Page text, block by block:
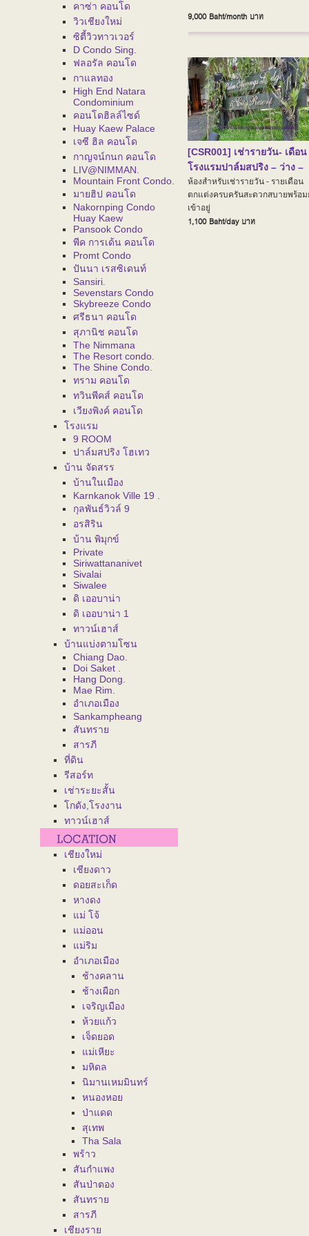
คาซ่า คอนโด
วิวเชียงใหม่
ซิตี้วิวทาวเวอร์
D Condo Sing.
ฟลอรัล คอนโด
กาแลทอง
High End Natara
Condominium
คอนโดฮิลล์ไซด์
Huay Kaew Palace
เจซี ฮิล คอนโด
กาญจน์กนก คอนโด
LIV@NIMMAN.
Mountain Front Condo.
มายฮิป คอนโด
Nakornping Condo
Huay Kaew
Pansook Condo
พีค การเด้น คอนโด
Promt Condo
ปันนา เรสซิเดนท์
Sansiri.
Sevenstars Condo
Skybreeze Condo
ศรีธนา คอนโด
สุภานิช คอนโด
The Nimmana
The Resort condo.
The Shine Condo.
ทราม คอนโด
ทวินพีคส์ คอนโด
เวียงพิงค์ คอนโด
โรงแรม
9 ROOM
ปาล์มสปริง โฮเทว
บ้าน จัดสรร
บ้านในเมือง
Karnkanok Ville 19 .
กุลพันธ์วิวล์ 9
อรสิริน
บ้าน พิมุกข์
Private
Siriwattananivet
Sivalai
Siwalee
ดิ เออบาน่า
ดิ เออบาน่า 1
ทาวน์เฮาส์
บ้านแบ่งตามโซน
Chiang Dao.
Doi Saket .
Hang Dong.
Mae Rim.
อำเภอเมือง
Sankampheang
สันทราย
สารภี
ที่ดิน
รีสอร์ท
เช่าระยะสั้น
โกดัง,โรงงาน
ทาวน์เฮาส์
เชียงใหม่
เชียงดาว
ดอยสะเก็ด
หางดง
แม่ โจ้
แม่ออน
แม่ริม
อำเภอเมือง
ช้างคลาน
ช้างเผือก
เจริญเมือง
ห้วยแก้ว
เจ็ดยอด
แม่เหียะ
มหิดล
นิมานเหมมินทร์
หนองหอย
ป่าแดด
สุเทพ
Tha Sala
พร้าว
สันกำแพง
สันป่าตอง
สันทราย
สารภี
เชียงราย
9,000 Baht/month บาท
[CSR001] เช่ารายวัน- เดือ
โรงแรมปาล์มสปริง – ว่าง –
ห้องสำหรับเช่ารายวัน - รายเดือน
ตกแต่งครบครันสะดวกสบายพร้อม
เข้าอยู่
1,100 Baht/dayบาท